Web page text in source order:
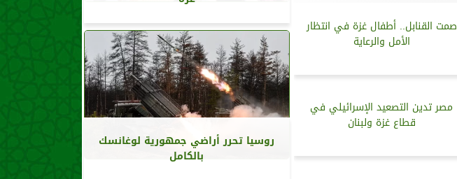
صمت القنابل.. أطفال غزة في انتظار
الأمل والرعاية
مصر تدين التصعيد الإسرائيلي في
قطاع غزة ولبنان
روسيا تحرر أراضي جمهورية لوغانسك
بالكامل